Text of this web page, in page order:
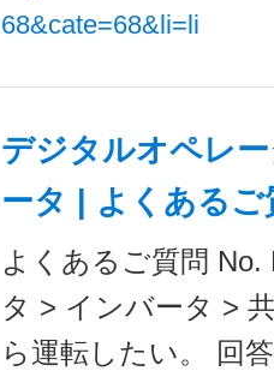
68&cate=68&li=li
デジタルオペレ
ータ | よくある
よくあるご質問
タ > インバータ >
ら運転したい。 回